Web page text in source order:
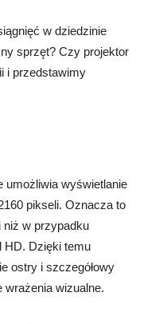
w dziedzinie
sprzęt? Czy projektor
i przedstawimy
umożliwia wyświetlanie
pikseli. Oznacza to
w przypadku
HD. Dzięki temu
ostry i szczegółowy
wrażenia wizualne.